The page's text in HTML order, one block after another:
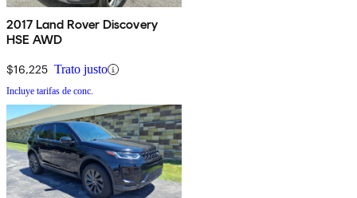
2017 Land Rover Discovery
HSE AWD
$16,225 Trato justo
Incluye tarifas de conc.